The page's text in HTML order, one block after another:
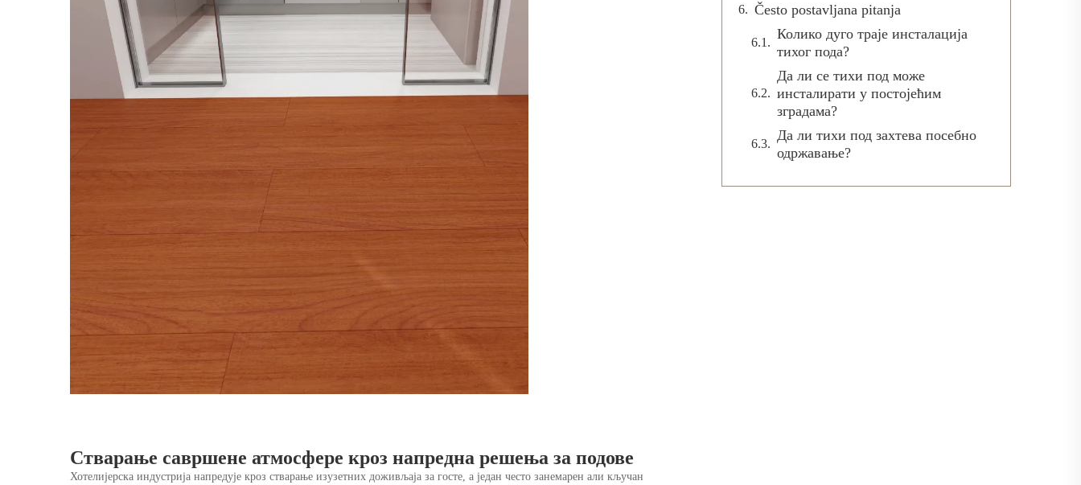
Стварање савршене атмосфере кроз напредна решења за подове
Хотелијерска индустрија напредује кроз стварање изузетних доживљаја за госте, а један често занемарен али кључан
Često postavljana pitanja
Колико дуго траје инсталација
тихог пода?
Да ли се тихи под може
инсталирати у постојећим
зградама?
Да ли тихи под захтева посебно
одржавање?